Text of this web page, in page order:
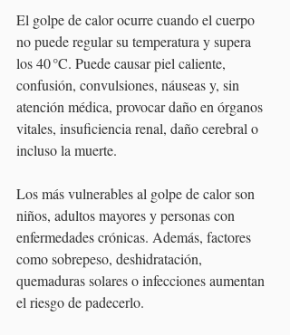
El golpe de calor ocurre cuando el cuerpo
no puede regular su temperatura y supera
los 40 °C. Puede causar piel caliente,
confusión, convulsiones, náuseas y, sin
atención médica, provocar daño en órganos
vitales, insuficiencia renal, daño cerebral o
incluso la muerte.
Los más vulnerables al golpe de calor son
niños, adultos mayores y personas con
enfermedades crónicas. Además, factores
como sobrepeso, deshidratación,
quemaduras solares o infecciones aumentan
el riesgo de padecerlo.